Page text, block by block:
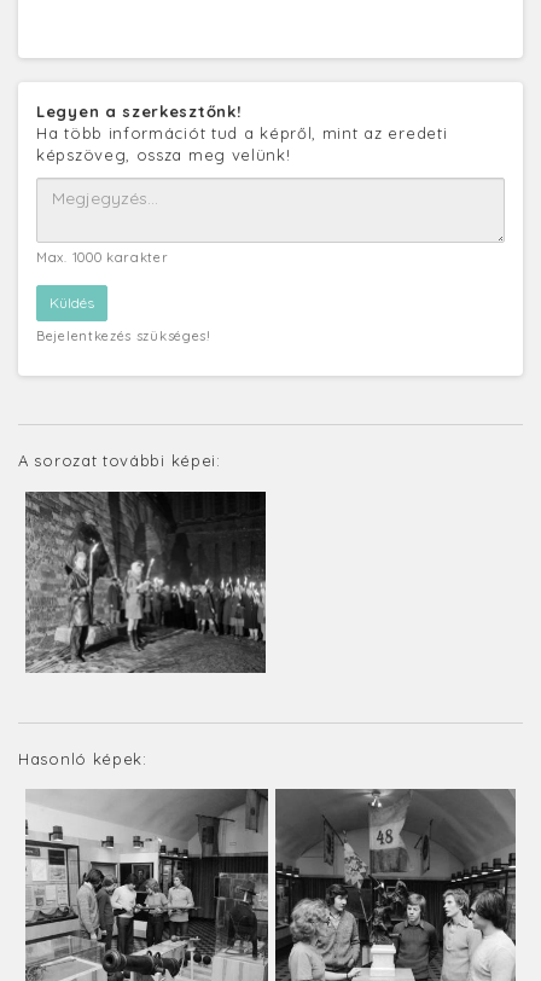
Legyen a szerkesztőnk!
Ha több információt tud a képről, mint az eredeti
képszöveg, ossza meg velünk!
Max. 1000 karakter
Bejelentkezés szükséges!
A sorozat további képei:
Hasonló képek: